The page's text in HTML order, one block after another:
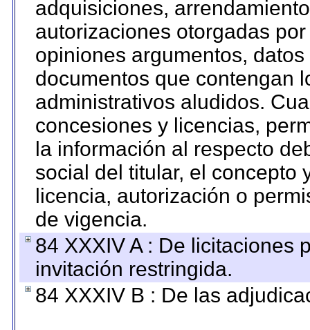
adquisiciones,
autorizaciones otorgadas
opiniones argumentos,
documentos que contengan
administrativos aludidos.
concesiones y licencias,
la información al respecto
social del titular, el concepto
licencia, autorización o
de vigencia.
84 XXXIV A : De licitaciones
invitación restringida.
84 XXXIV B : De las